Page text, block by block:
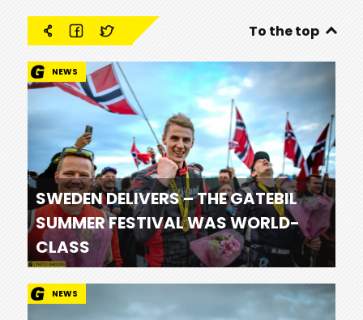
To the top
NEWS
SWEDEN DELIVERS – THE GATEBIL
SUMMER FESTIVAL WAS WORLD-
CLASS
NEWS